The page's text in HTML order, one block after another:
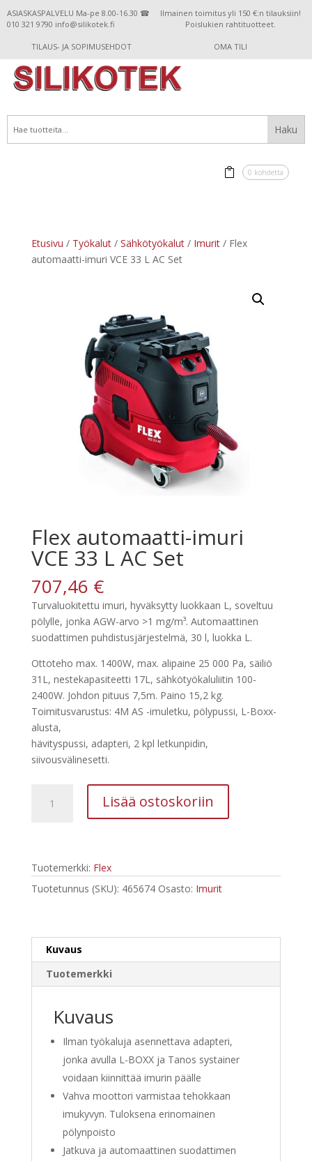
ASIASKASPALVELU Ma-pe 8.00-16.30 ☎
010 321 9790 info@silikotek.fi
Ilmainen toimitus yli 150 €:n tilauksiin!
Poislukien rahtituotteet.
TILAUS- JA SOPIMUSEHDOT OMA TILI
0 kohdetta
Etusivu / Työkalut/ Sähkötyökalut/ Imurit/ Flex
automaatti-imuri VCE 33 L AC Set
Flex automaatti-imuri
VCE 33 L AC Set
707,46 €
Turvaluokitettu imuri, hyväksytty luokkaan L, soveltuu
pölylle, jonka AGW-arvo >1 mg/m³. Automaattinen
suodattimen puhdistusjärjestelmä, 30 l, luokka L.
Ottoteho max. 1400W, max. alipaine 25 000 Pa, säiliö
31L, nestekapasiteetti 17L, sähkötyökaluliitin 100-
2400W. Johdon pituus 7,5m. Paino 15,2 kg.
Toimitusvarustus: 4M AS -imuletku, pölypussi, L-Boxx-
alusta,
hävityspussi, adapteri, 2 kpl letkunpidin,
siivousvälinesetti.
automaatti-
L
AC
Lisää ostoskoriin
Tuotemerkki: Flex
Tuotetunnus (SKU): 465674 Osasto: Imurit
Kuvaus
Tuotemerkki
Kuvaus
Ilman työkaluja asennettava adapteri,
jonka avulla L-BOXX ja Tanos systainer
voidaan kiinnittää imurin päälle
Vahva moottori varmistaa tehokkaan
imukyvyn. Tuloksena erinomainen
pölynpoisto
Jatkuva ja automaattinen suodattimen